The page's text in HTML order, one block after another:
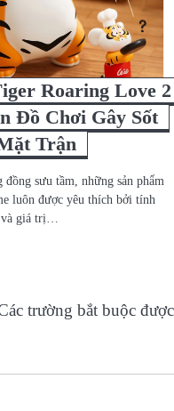
Roaring Love 2
Đồ Chơi Gây Sốt
Trận
đồng sưu tầm, những sản phẩm
luôn được yêu thích bởi tính
giá trị…
trường bắt buộc